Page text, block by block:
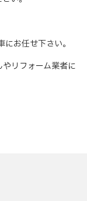
お任せ下さい。
やリフォーム業者に